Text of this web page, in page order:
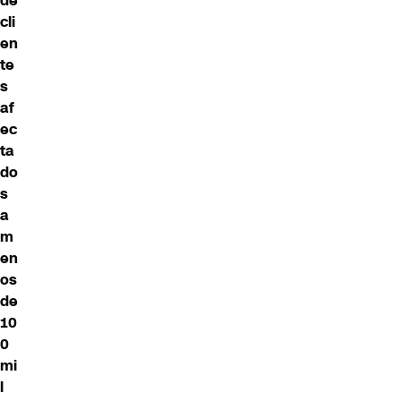
cli
en
te
s
af
ec
ta
do
s
a
m
en
os
de
10
0
mi
l